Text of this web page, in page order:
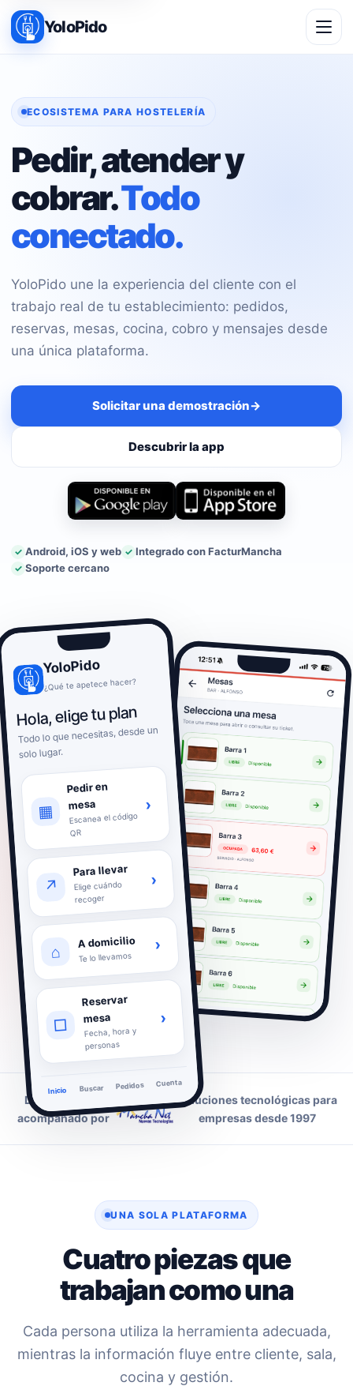
YoloPido
ECOSISTEMA PARA HOSTELERÍA
Pedir, atender y
cobrar.Todo
conectado.
YoloPido une la experiencia del cliente con el
trabajo real de tu establecimiento: pedidos,
reservas, mesas, cocina, cobro y mensajes desde
una única plataforma.
Solicitar una demostración→
Descubrir la app
Android, iOS y web
Integrado con FacturMancha
Soporte cercano
YoloPido
¿Qué te apetece hacer?
Hola, elige tu plan
Todo lo que necesitas, desde un
solo lugar.
▦
Pedir en
mesa
Escanea el código
QR
›
↗
Para llevar
Elige cuándo
recoger
›
⌂
A domicilio
Te lo llevamos
›
□
Reservar
mesa
Fecha, hora y
personas
›
Inicio Buscar Pedidos Cuenta
Desarrollado y
acompañado por
soluciones tecnológicas para
empresas desde 1997
UNA SOLA PLATAFORMA
Cuatro piezas que
trabajan como una
Cada persona utiliza la herramienta adecuada,
mientras la información fluye entre cliente, sala,
cocina y gestión.